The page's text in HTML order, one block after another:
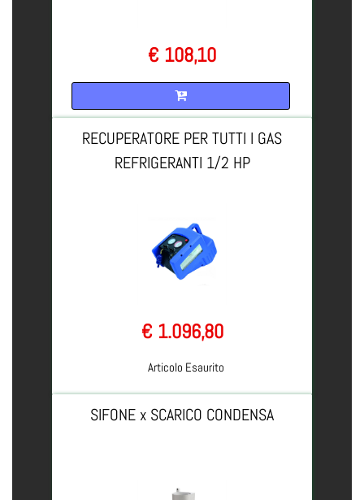
€ 108,10
RECUPERATORE PER TUTTI I GAS
REFRIGERANTI 1/2 HP
€ 1.096,80
Articolo Esaurito
SIFONE x SCARICO CONDENSA